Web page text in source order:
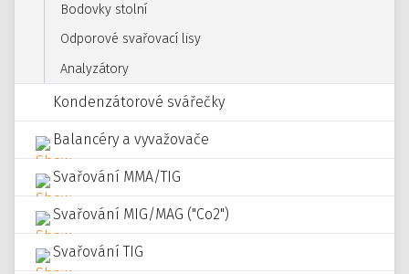
Bodovky stolní
Odporové svařovací lisy
Analyzátory
Kondenzátorové svářečky
Balancéry a vyvažovače
Svařování MMA/TIG
Svařování MIG/MAG ("Co2")
Svařování TIG